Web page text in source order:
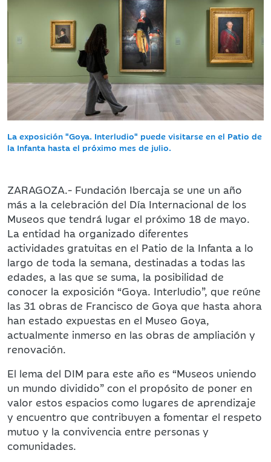
La exposición "Goya. Interludio" puede visitarse en el Patio de
la Infanta hasta el próximo mes de julio.
ZARAGOZA.- Fundación Ibercaja se une un año
más a la celebración del Día Internacional de los
Museos que tendrá lugar el próximo 18 de mayo.
La entidad ha organizado diferentes
actividades gratuitas en el Patio de la Infanta a lo
largo de toda la semana, destinadas a todas las
edades, a las que se suma, la posibilidad de
conocer la exposición “Goya. Interludio”, que reúne
las 31 obras de Francisco de Goya que hasta ahora
han estado expuestas en el Museo Goya,
actualmente inmerso en las obras de ampliación y
renovación.
El lema del DIM para este año es “Museos uniendo
un mundo dividido” con el propósito de poner en
valor estos espacios como lugares de aprendizaje
y encuentro que contribuyen a fomentar el respeto
mutuo y la convivencia entre personas y
comunidades.